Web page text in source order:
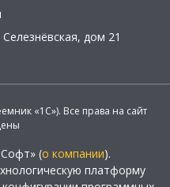
Селезнёвская, дом 21
«1С»). Все права на сайт
(о компании).
платформу